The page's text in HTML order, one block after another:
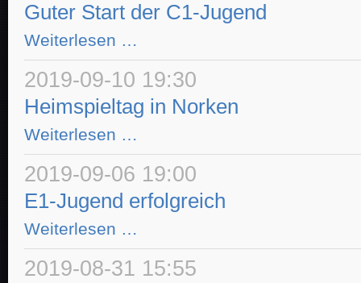
Guter Start der C1-Jugend
Weiterlesen …
der
C1-
Jugend
2019-09-10 19:30
Heimspieltag in Norken
Weiterlesen …
Norken
2019-09-06 19:00
E1-Jugend erfolgreich
Weiterlesen …
erfolgreich
2019-08-31 15:55